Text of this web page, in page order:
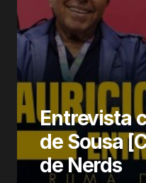
Entrevista
de Sousa
de Nerds